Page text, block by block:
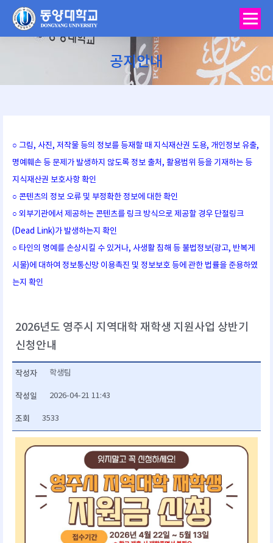
공지안내
You are here:
○ 그림, 사진, 저작물 등의 정보를 등재할 때 지식재산권 도용, 개인정보 유출,
명예훼손 등 문제가 발생하지 않도록 정보 출처, 활용범위 등을 기재하는 등
지식재산권 보호사항 확인
○ 콘텐츠의 정보 오류 및 부정확한 정보에 대한 확인
○ 외부기관에서 제공하는 콘텐츠를 링크 방식으로 제공할 경우 단절링크
(Dead Link)가 발생하는지 확인
○ 타인의 명예를 손상시킬 수 있거나, 사생활 침해 등 불법정보(광고, 반복게
시물)에 대하여 정보통신망 이용촉진 및 정보보호 등에 관한 법률을 준용하였
는지 확인
2026년도 영주시 지역대학 재학생 지원사업 상반기
신청안내
작성자 학생팀
작성일 2026-04-21 11:43
조회 3533